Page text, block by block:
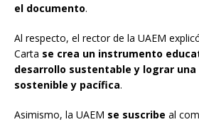
el documento.
Al respecto, el rector de la UAEM
Carta se crea un instrumento
desarrollo sustentable y lograr una
sostenible y pacífica.
Asimismo, la UAEM se suscribe al